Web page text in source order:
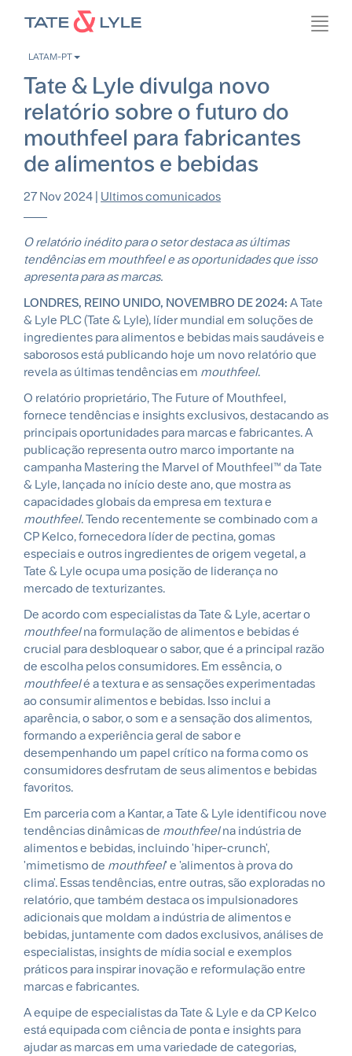
conteúdo
principal
LATAM-PT
Tate & Lyle divulga novo
relatório sobre o futuro do
mouthfeel para fabricantes
de alimentos e bebidas
27 Nov 2024 | Ultimos comunicados
O relatório inédito para o setor destaca as últimas
tendências em mouthfeel e as oportunidades que isso
apresenta para as marcas.
LONDRES, REINO UNIDO, NOVEMBRO DE 2024: A Tate
& Lyle PLC (Tate & Lyle), líder mundial em soluções de
ingredientes para alimentos e bebidas mais saudáveis e
saborosos está publicando hoje um novo relatório que
revela as últimas tendências em mouthfeel.
O relatório proprietário, The Future of Mouthfeel,
fornece tendências e insights exclusivos, destacando as
principais oportunidades para marcas e fabricantes. A
publicação representa outro marco importante na
campanha Mastering the Marvel of Mouthfeel™ da Tate
& Lyle, lançada no início deste ano, que mostra as
capacidades globais da empresa em textura e
mouthfeel. Tendo recentemente se combinado com a
CP Kelco, fornecedora líder de pectina, gomas
especiais e outros ingredientes de origem vegetal, a
Tate & Lyle ocupa uma posição de liderança no
mercado de texturizantes.
De acordo com especialistas da Tate & Lyle, acertar o
mouthfeelna formulação de alimentos e bebidas é
crucial para desbloquear o sabor, que é a principal razão
de escolha pelos consumidores. Em essência, o
mouthfeelé a textura e as sensações experimentadas
ao consumir alimentos e bebidas. Isso inclui a
aparência, o sabor, o som e a sensação dos alimentos,
formando a experiência geral de sabor e
desempenhando um papel crítico na forma como os
consumidores desfrutam de seus alimentos e bebidas
favoritos.
Em parceria com a Kantar, a Tate & Lyle identificou nove
tendências dinâmicas de mouthfeelna indústria de
alimentos e bebidas, incluindo 'hiper-crunch',
'mimetismo de mouthfeel' e 'alimentos à prova do
clima'. Essas tendências, entre outras, são exploradas no
relatório, que também destaca os impulsionadores
adicionais que moldam a indústria de alimentos e
bebidas, juntamente com dados exclusivos, análises de
especialistas, insights de mídia social e exemplos
práticos para inspirar inovação e reformulação entre
marcas e fabricantes.
A equipe de especialistas da Tate & Lyle e da CP Kelco
está equipada com ciência de ponta e insights para
ajudar as marcas em uma variedade de categorias,